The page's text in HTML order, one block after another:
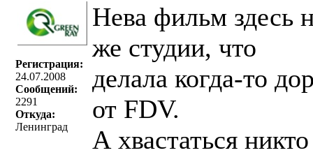
Регистрация:
24.07.2008
Сообщений:
2291
Откуда:
Ленинград
Нева фильм здесь
же студии, что
делала когда-то
от FDV.
А хвастаться